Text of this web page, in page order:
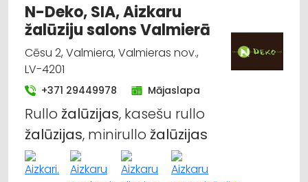
N-Deko, SIA, Aizkaru
žalūziju salons Valmierā
Cēsu 2, Valmiera, Valmieras nov.,
LV-4201
+371 29449978 Mājaslapa
Rullo žalūzijas, kasešu rullo
žalūzijas, minirullo žalūzijas